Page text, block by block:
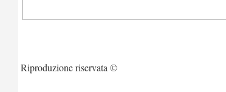
Riproduzione riservata ©